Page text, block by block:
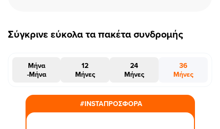
Σύγκρινε εύκολα τα πακέτα συνδρομής
Μήνα
-Μήνα
12
Μήνες
24
Μήνες
36
Μήνες
#INSTAΠΡΟΣΦΟΡΑ